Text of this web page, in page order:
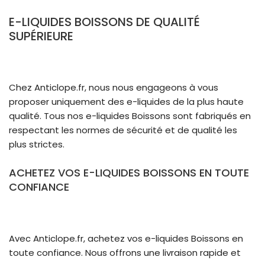
E-LIQUIDES BOISSONS DE QUALITÉ
SUPÉRIEURE
Chez Anticlope.fr, nous nous engageons à vous
proposer uniquement des e-liquides de la plus haute
qualité. Tous nos e-liquides Boissons sont fabriqués en
respectant les normes de sécurité et de qualité les
plus strictes.
ACHETEZ VOS E-LIQUIDES BOISSONS EN TOUTE
CONFIANCE
Avec Anticlope.fr, achetez vos e-liquides Boissons en
toute confiance. Nous offrons une livraison rapide et